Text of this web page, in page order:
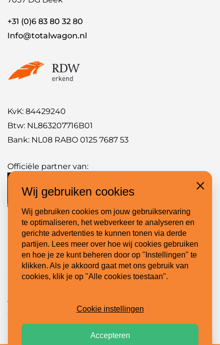
+31 (0)6 83 80 32 80
Info@totalwagon.nl
KvK: 84429240
Btw: NL863207716B01
Bank: NL08 RABO 0125 7687 53
Officiële partner van:
Handige links:
Belettering projecten
Speciaalbouw projecten
Algemene voorwaarden
Contact
Wij gebruiken cookies
Wij gebruiken cookies om jouw gebruikservaring
te optimaliseren, het webverkeer te analyseren en
gerichte advertenties te kunnen tonen via derde
partijen. Lees meer over hoe wij cookies gebruiken
en hoe je ze kunt beheren door op "Instellingen" te
klikken. Als je akkoord gaat met ons gebruik van
cookies, klik je op "Alle cookies toestaan".
Close
Cookie instellingen
Accepteren